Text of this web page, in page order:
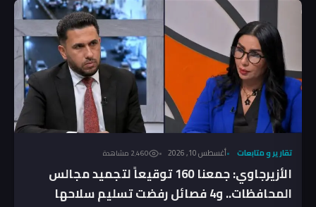
تقارير و متابعات أغسطس 10, 2026 2٬460 مشاهدة
الأزيرجاوي: جمعنا 160 توقيعاً لتجميد مجالس
المحافظات.. و4 فصائل رفضت تسليم سلاحها